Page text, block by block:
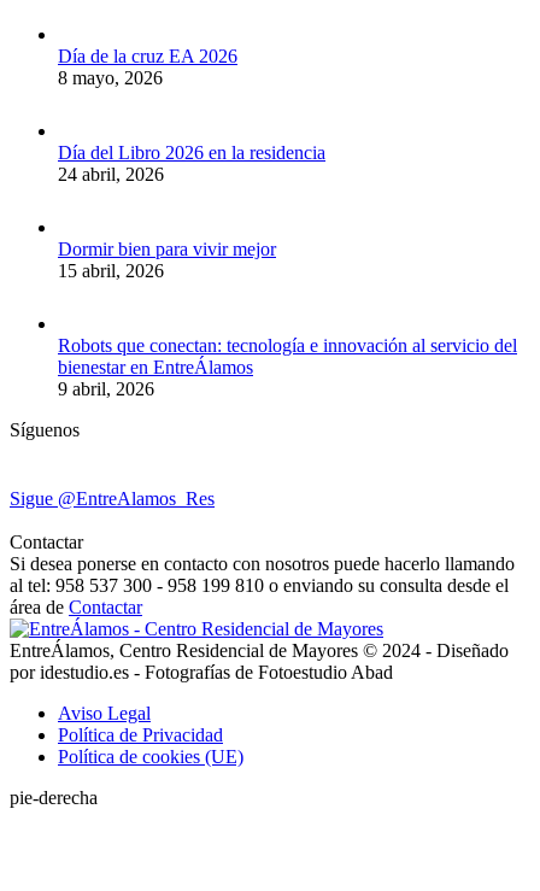
Día de la cruz EA 2026
8 mayo, 2026
Día del Libro 2026 en la residencia
24 abril, 2026
Dormir bien para vivir mejor
15 abril, 2026
Robots que conectan: tecnología e innovación al servicio del
bienestar en EntreÁlamos
9 abril, 2026
Síguenos
Sigue @EntreAlamos_Res
Contactar
Si desea ponerse en contacto con nosotros puede hacerlo llamando
al tel: 958 537 300 - 958 199 810 o enviando su consulta desde el
área de Contactar
EntreÁlamos, Centro Residencial de Mayores © 2024 - Diseñado
por idestudio.es - Fotografías de Fotoestudio Abad
Aviso Legal
Política de Privacidad
Política de cookies (UE)
pie-derecha